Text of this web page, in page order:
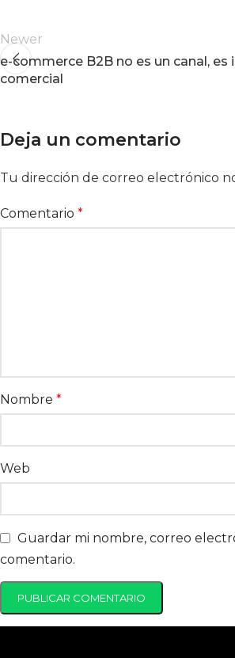
Newer
e-commerce B2B no es un canal, es
comercial
Deja un comentario
Tu dirección de correo electrónico
Comentario *
Nombre *
Web
Guardar mi nombre, correo
comentario.
Alternative: